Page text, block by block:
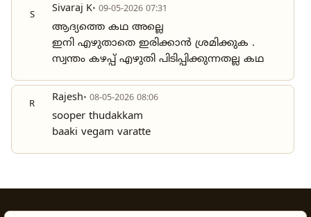
S Sivaraj K• 09-05-2026 07:31
ആദ്യത്തെ കഥ അല്ലെ
ഇനി എഴുതാതെ ഇരിക്കാൻ ശ്രമിക്കുക .
സ്വന്തം കഴപ്പ് എഴുതി പിടിപ്പിക്കുന്നതല്ല കഥ
R Rajesh• 08-05-2026 08:06
sooper thudakkam
baaki vegam varatte